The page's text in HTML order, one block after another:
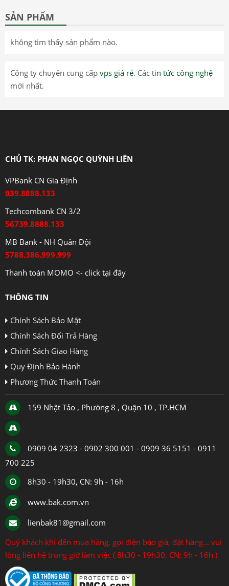
SẢN PHẨM
không tìm thấy sản phẩm nào.
Công ty chuyên cung cấp vps giá rẻ. Các tin tức công nghệ
mới nhất.
CHỦ TK: PHAN NGỌC QUỲNH LIÊN
VPBank CN Gia Định
039.8888.133
Techcombank CN 3/2
56739.8888.133
MB Bank - NH Quân Đội
5788.386.999.999
Thanh toán MOMO <- click tại đây
THÔNG TIN
Chính Sách Bảo Mật
Chính Sách Đổi Trả Hàng
Chính Sách Giao Hàng
Quy Định Bảo Hành
Phương Thức Thanh Toán
159 Nhật Tảo , Phường 8 , Quận 10 , TP.HCM
0909 04 2323 - 0902 300 001 - 0909 36 5151 - 0911
700 225
8h30 - 19h30, CN: 9h - 16h
www.bak.com.vn
lienbak81@gmail.com
Quý khách khi đến mua hàng, gọi điện báo giá, đặt hàng... vui
lòng liên hệ trong giờ làm việc ( 8h30 - 19h30, CN: 9h - 16h )